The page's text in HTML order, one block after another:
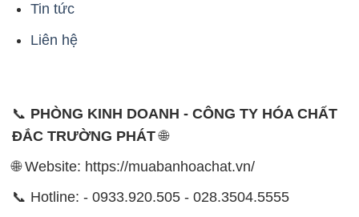
Tin tức
Liên hệ
📞 PHÒNG KINH DOANH - CÔNG TY HÓA CHẤT
ĐẮC TRƯỜNG PHÁT🌐
🌐 Website: https://muabanhoachat.vn/
📞 Hotline: - 0933.920.505 - 028.3504.5555